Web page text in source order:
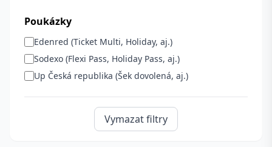
Poukázky
Edenred (Ticket Multi, Holiday, aj.)
Sodexo (Flexi Pass, Holiday Pass, aj.)
Up Česká republika (Šek dovolená, aj.)
Vymazat filtry